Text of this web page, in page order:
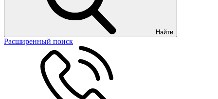
Найти
Расширенный поиск